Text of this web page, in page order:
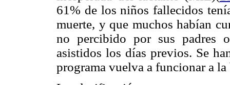
61% de los niños fallecidos
muerte, y que muchos habían
no percibido por sus padres
asistidos los días previos. Se
programa vuelva a funcionar a la